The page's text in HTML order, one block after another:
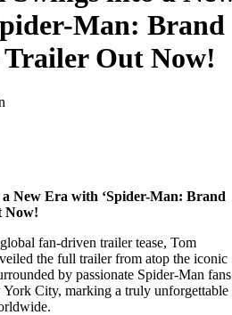
Man: Brand
Trailer Out Now!
a New Era with ‘Spider-Man: Brand
Now!
fan-driven trailer tease, Tom
the full trailer from atop the iconic
by passionate Spider-Man fans
York City, marking a truly unforgettable